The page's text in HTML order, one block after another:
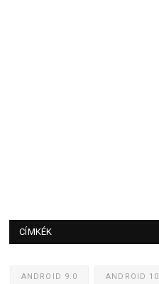
CÍMKÉK
ANDROID 9.0 ANDROID 10